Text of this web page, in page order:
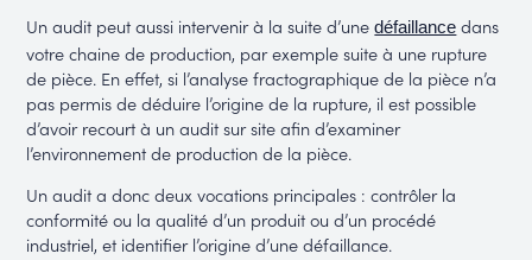
Un audit peut aussi intervenir à la suite d’unedéfaillance dans
votre chaine de production, par exemple suite à une rupture
de pièce. En effet, si l’analyse fractographique de la pièce n’a
pas permis de déduire l’origine de la rupture, il est possible
d’avoir recourt à un audit sur site afin d’examiner
l’environnement de production de la pièce.
Un audit a donc deux vocations principales : contrôler la
conformité ou la qualité d’un produit ou d’un procédé
industriel, et identifier l’origine d’une défaillance.